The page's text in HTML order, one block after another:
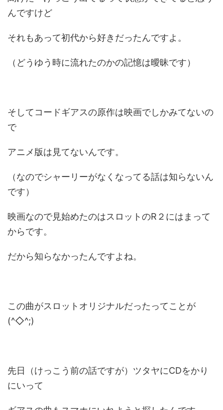
んですけど
それもあって初代から好きだったんですよ。
（どうゆう時に流れたのかの記憶は曖昧です）
そしてコードギアスの原作は映画でしかみてないの
で
アニメ版は見てないんです。
（なのでシャーリーがなくなってる話は知らないん
です）
映画なので見始めたのはスロットのR２にはまって
からです。
だから知らなかったんですよね。
この曲がスロットオリジナルだったってことが
(^◇^;)
先日（けっこう前の話ですが）ツタヤにCDをかり
にいって